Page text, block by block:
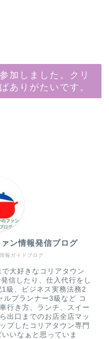
加しました。クリ
ありがたいです。
報ガイドブログ
ン情報発信ブログ
大好きなコリアタウン
信したり、仕入代行をし
級、ビジネス実務法務2
ルプランナー3級など コ
行き方、ランチ、スイー
出口までのお店全店マッ
プしたコリアタウン専門
いなぁと思っていま